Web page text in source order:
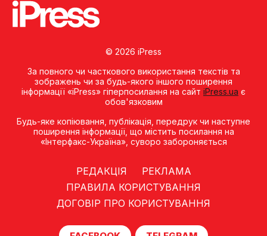
© 2026 iPress
За повного чи часткового використання текстів та
зображень чи за будь-якого іншого поширення
інформації «iPress» гіперпосилання на сайт iPress.ua є
обов'язковим
Будь-яке копiювання, публiкацiя, передрук чи наступне
поширення iнформацiї, що мiстить посилання на
«Iнтерфакс-Україна», суворо забороняється
РЕДАКЦІЯ
РЕКЛАМА
ПРАВИЛА КОРИСТУВАННЯ
ДОГОВІР ПРО КОРИСТУВАННЯ